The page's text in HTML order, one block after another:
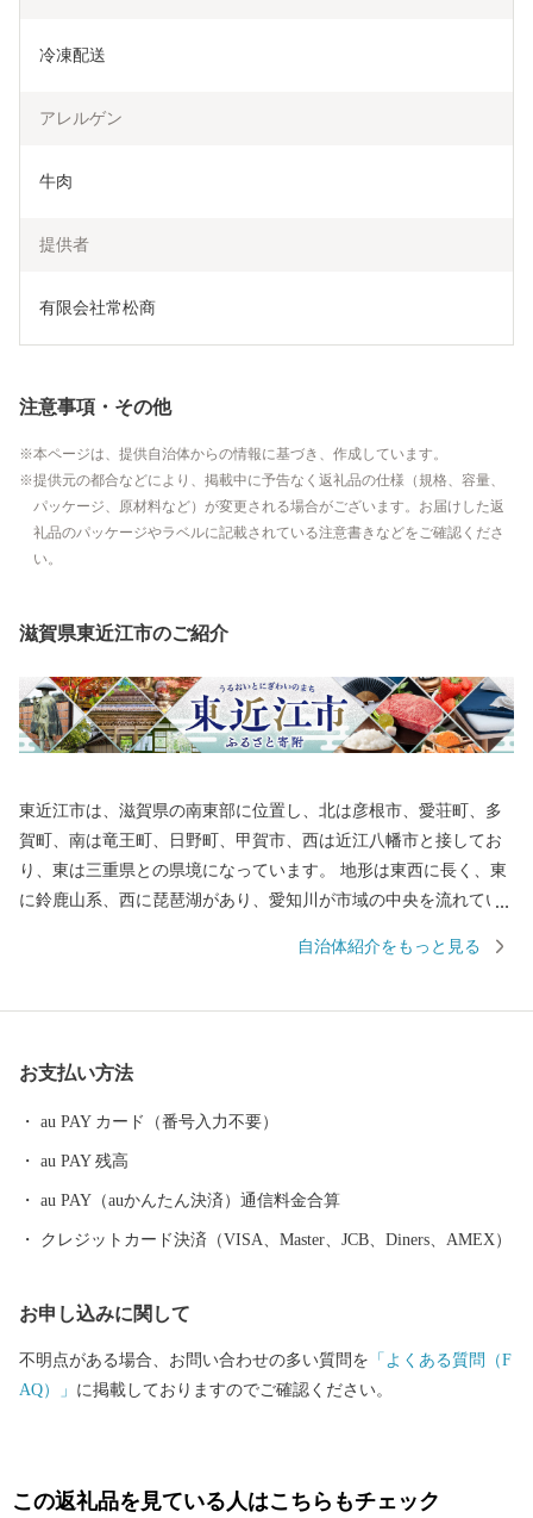
冷凍配送
アレルゲン
牛肉
提供者
有限会社常松商
注意事項・その他
本ページは、提供自治体からの情報に基づき、作成しています。
提供元の都合などにより、掲載中に予告なく返礼品の仕様（規格、容量、
パッケージ、原材料など）が変更される場合がございます。お届けした返
礼品のパッケージやラベルに記載されている注意書きなどをご確認くださ
い。
滋賀県東近江市のご紹介
東近江市は、滋賀県の南東部に位置し、北は彦根市、愛荘町、多
賀町、南は竜王町、日野町、甲賀市、西は近江八幡市と接してお
り、東は三重県との県境になっています。 地形は東西に長く、東
に鈴鹿山系、西に琵琶湖があり、愛知川が市域の中央を流れてい
流域には平地や丘陵地が広がり、緑豊かな田園地帯を形成してい
市・長浜市・甲賀市・大津市に次いで県内で5番目に大きな市で
自治体紹介をもっと見る
お支払い方法
au PAY カード（番号入力不要）
au PAY 残高
au PAY（auかんたん決済）通信料金合算
クレジットカード決済（VISA、Master、JCB、Diners、AMEX）
お申し込みに関して
不明点がある場合、お問い合わせの多い質問を 「よくある質問（F
AQ）」 に掲載しておりますのでご確認ください。
この返礼品を見ている人はこちらもチェック